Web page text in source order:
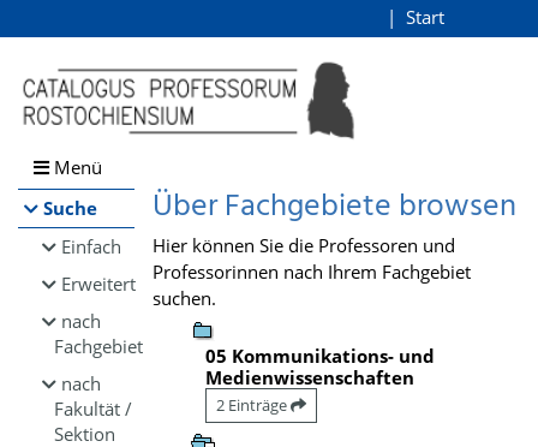
Browsen
direkt zum Inhalt
Start
Menü
Suche
Einfach
Erweitert
nach
Fachgebiet
nach
Fakultät /
Sektion
Über Fachgebiete browsen
Hier können Sie die Professoren und
Professorinnen nach Ihrem Fachgebiet
suchen.
05 Kommunikations- und
Medienwissenschaften
2 Einträge